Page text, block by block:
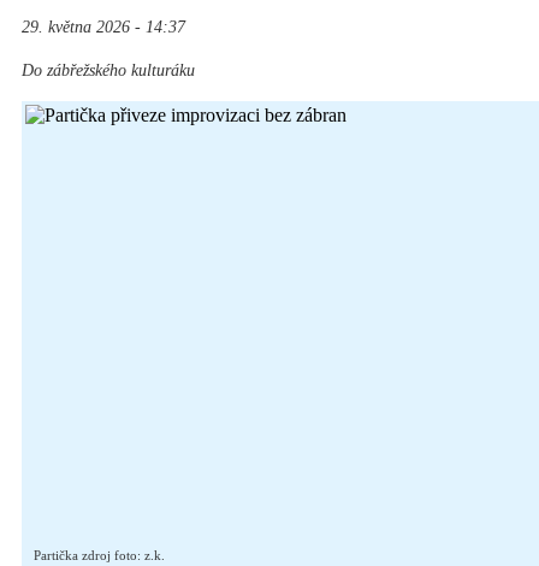
29. května 2026 - 14:37
Do zábřežského kulturáku
Partička zdroj foto: z.k.